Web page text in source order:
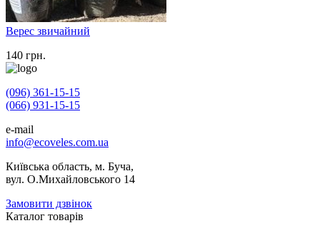
Верес звичайний
140 грн.
(096) 361-15-15
(066) 931-15-15
e-mail
info@ecoveles.com.ua
Київська область, м. Буча,
вул. О.Михайловського 14
Замовити дзвінок
Каталог товарів